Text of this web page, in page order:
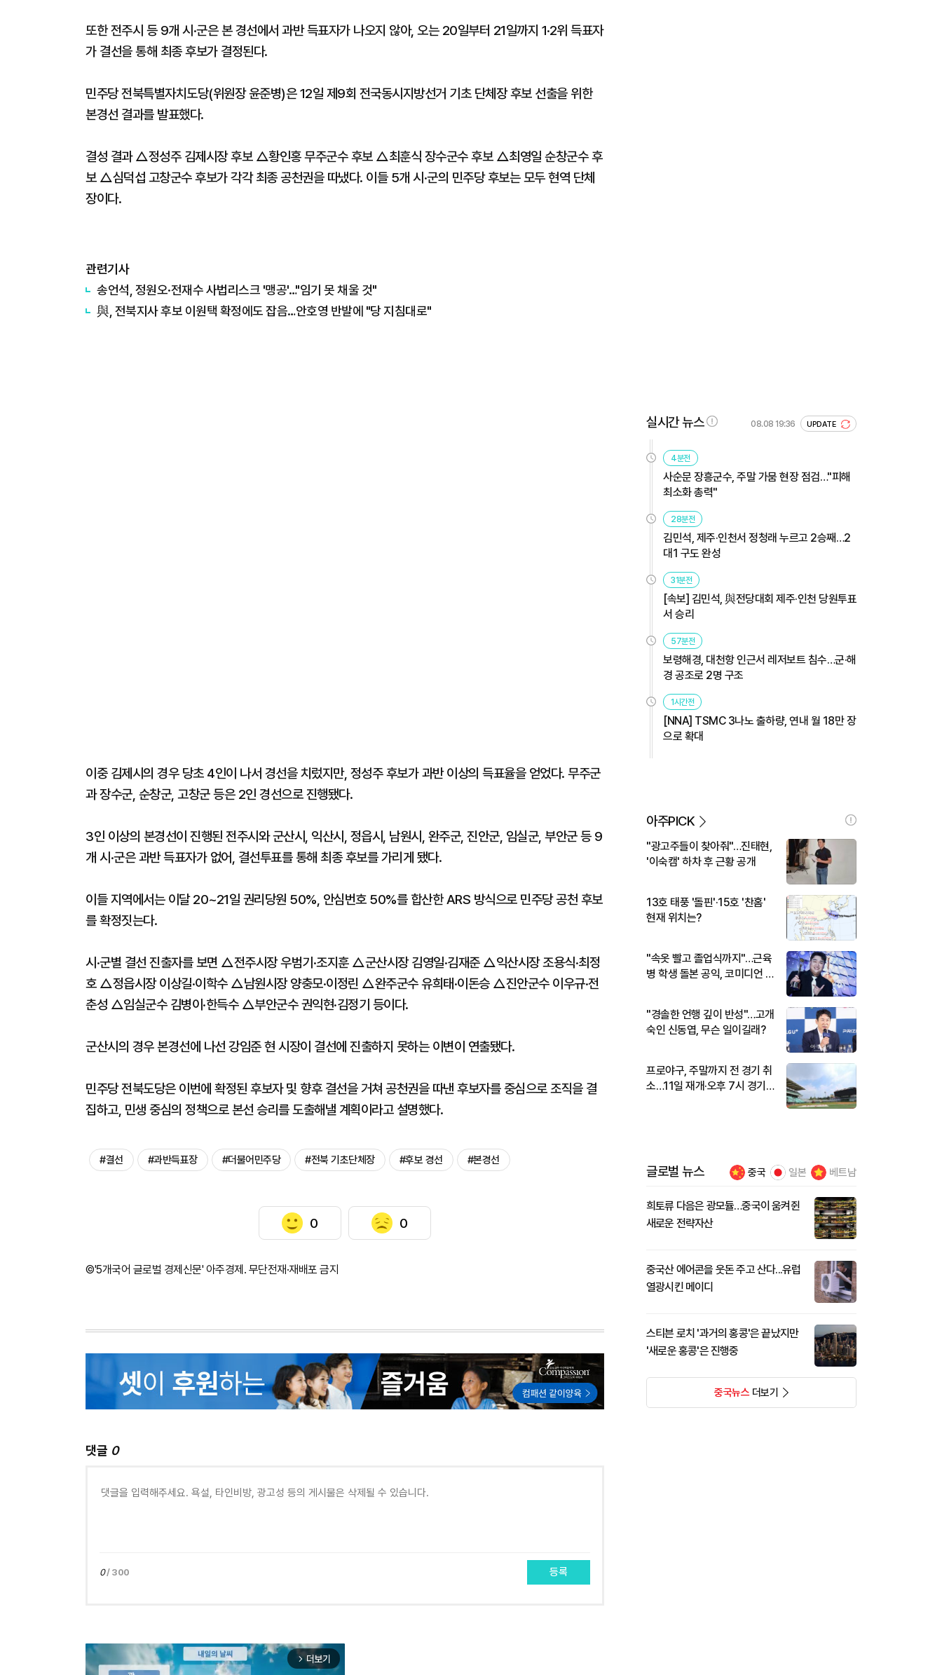
또한 전주시 등 9개 시·군은 본 경선에서 과반 득표자가 나오지 않아, 오는 20일부터 21일까지 1·2위 득표자
가 결선을 통해 최종 후보가 결정된다.
민주당 전북특별자치도당(위원장 윤준병)은 12일 제9회 전국동시지방선거 기초 단체장 후보 선출을 위한
본경선 결과를 발표했다.
결성 결과 △정성주 김제시장 후보 △황인홍 무주군수 후보 △최훈식 장수군수 후보 △최영일 순창군수 후
보 △심덕섭 고창군수 후보가 각각 최종 공천권을 따냈다. 이들 5개 시·군의 민주당 후보는 모두 현역 단체
장이다.
관련기사
송언석, 정원오·전재수 사법리스크 '맹공'…"임기 못 채울 것"
與, 전북지사 후보 이원택 확정에도 잡음…안호영 반발에 "당 지침대로"
이중 김제시의 경우 당초 4인이 나서 경선을 치렀지만, 정성주 후보가 과반 이상의 득표율을 얻었다. 무주군
과 장수군, 순창군, 고창군 등은 2인 경선으로 진행됐다.
3인 이상의 본경선이 진행된 전주시와 군산시, 익산시, 정읍시, 남원시, 완주군, 진안군, 임실군, 부안군 등 9
개 시·군은 과반 득표자가 없어, 결선투표를 통해 최종 후보를 가리게 됐다.
이들 지역에서는 이달 20~21일 권리당원 50%, 안심번호 50%를 합산한 ARS 방식으로 민주당 공천 후보
를 확정짓는다.
시·군별 결선 진출자를 보면 △전주시장 우범기·조지훈 △군산시장 김영일·김재준 △익산시장 조용식·최정
호 △정읍시장 이상길·이학수 △남원시장 양충모·이정린 △완주군수 유희태·이돈승 △진안군수 이우규·전
춘성 △임실군수 김병이·한득수 △부안군수 권익현·김정기 등이다.
군산시의 경우 본경선에 나선 강임준 현 시장이 결선에 진출하지 못하는 이변이 연출됐다.
민주당 전북도당은 이번에 확정된 후보자 및 향후 결선을 거쳐 공천권을 따낸 후보자를 중심으로 조직을 결
집하고, 민생 중심의 정책으로 본선 승리를 도출해낼 계획이라고 설명했다.
#결선 #과반득표장 #더불어민주당 #전북 기초단체장 #후보 경선 #본경선
0 0
©'5개국어 글로벌 경제신문' 아주경제. 무단전재·재배포 금지
댓글 0
0/ 300 등록
arrow_forward_ios 더보기
실시간 뉴스 08.08 19:36 UPDATE
4분전
사순문 장흥군수, 주말 가뭄 현장 점검…"피해
최소화 총력"
28분전
김민석, 제주·인천서 정청래 누르고 2승째…2
대1 구도 완성
31분전
[속보] 김민석, 與전당대회 제주·인천 당원투표
서 승리
57분전
보령해경, 대천항 인근서 레저보트 침수…군·해
경 공조로 2명 구조
1시간전
[NNA] TSMC 3나노 출하량, 연내 월 18만 장
으로 확대
아주PICK
"광고주들이 찾아줘"…진태현,
'이숙캠' 하차 후 근황 공개
13호 태풍 '돌핀'·15호 '찬홈'
현재 위치는?
"속옷 빨고 졸업식까지"…근육
병 학생 돌본 공익, 코미디언 김
"경솔한 언행 깊이 반성"…고개
숙인 신동엽, 무슨 일이길래?
프로야구, 주말까지 전 경기 취
소…11일 재개·오후 7시 경기
글로벌 뉴스 중국 일본 베트남
희토류 다음은 광모듈…중국이 움켜쥔
새로운 전략자산
중국산 에어콘을 웃돈 주고 산다...유럽
열광시킨 메이디
스티븐 로치 '과거의 홍콩'은 끝났지만
'새로운 홍콩'은 진행중
중국뉴스더보기